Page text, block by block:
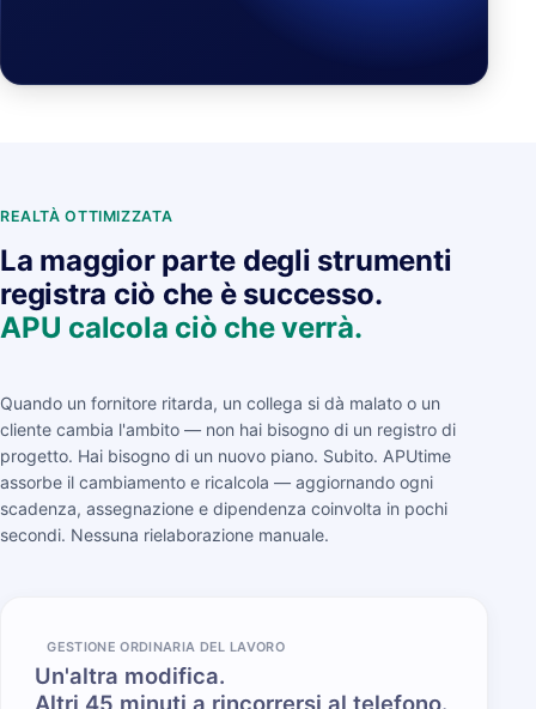
REALTÀ OTTIMIZZATA
La maggior parte degli strumenti
registra ciò che è successo.
APU calcola ciò che verrà.
Quando un fornitore ritarda, un collega si dà malato o un
cliente cambia l'ambito — non hai bisogno di un registro di
progetto. Hai bisogno di un nuovo piano. Subito. APUtime
assorbe il cambiamento e ricalcola — aggiornando ogni
scadenza, assegnazione e dipendenza coinvolta in pochi
secondi. Nessuna rielaborazione manuale.
GESTIONE ORDINARIA DEL LAVORO
Un'altra modifica.
Altri 45 minuti a rincorrersi al telefono.